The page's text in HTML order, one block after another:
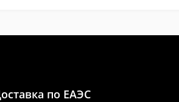
по ЕАЭС